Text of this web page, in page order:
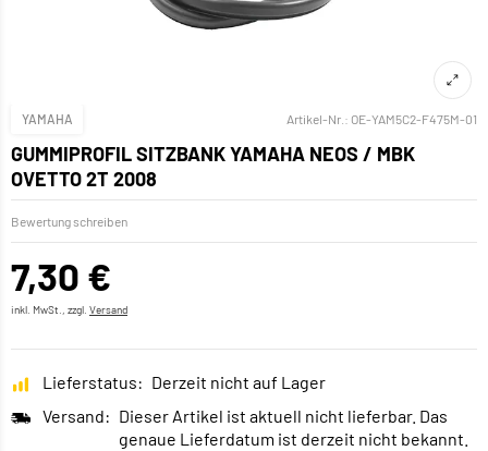
YAMAHA Artikel-Nr.: OE-YAM5C2-F475M-01
GUMMIPROFIL SITZBANK YAMAHA NEOS / MBK
OVETTO 2T 2008
Bewertung schreiben
7,30 €
inkl. MwSt., zzgl. Versand
Lieferstatus: Derzeit nicht auf Lager
Versand: Dieser Artikel ist aktuell nicht lieferbar. Das
genaue Lieferdatum ist derzeit nicht bekannt.